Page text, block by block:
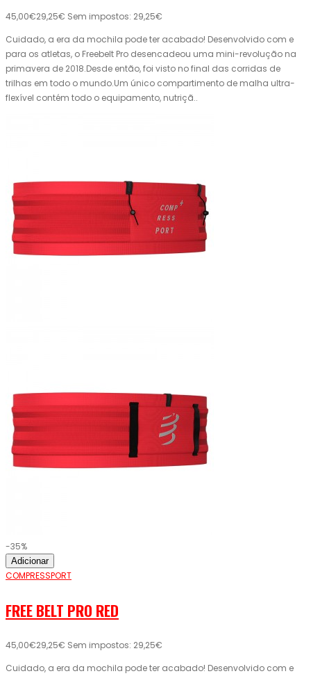
45,00€29,25€ Sem impostos: 29,25€
Cuidado, a era da mochila pode ter acabado! Desenvolvido com e
para os atletas, o Freebelt Pro desencadeou uma mini-revolução na
primavera de 2018.Desde então, foi visto no final das corridas de
trilhas em todo o mundo.Um único compartimento de malha ultra-
flexível contém todo o equipamento, nutriçã..
-35%
Adicionar
COMPRESSPORT
FREE BELT PRO RED
45,00€29,25€ Sem impostos: 29,25€
Cuidado, a era da mochila pode ter acabado! Desenvolvido com e